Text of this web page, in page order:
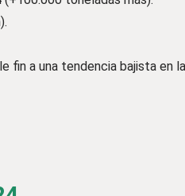
fin a una tendencia bajista en